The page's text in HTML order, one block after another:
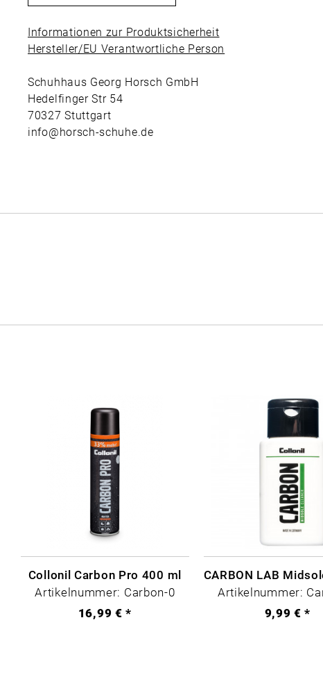
Informationen zur Produktsicherheit
Hersteller/EU Verantwortliche Person
Schuhhaus Georg Horsch GmbH
Hedelfinger Str 54
70327 Stuttgart
info@horsch-schuhe.de
Collonil Carbon Pro 400 ml
Artikelnummer: Carbon-0
16,99 € *
Artikelnummer:
9,99 € *